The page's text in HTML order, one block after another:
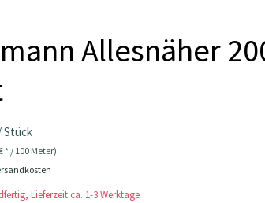
Allesnäher
Stück
* / 100 Meter)
Lieferzeit ca. 1-3 Werktage